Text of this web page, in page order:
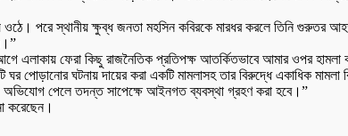
পরে স্থানীয় ক্ষুব্ধ জনতা মহসিন কবিরকে মারধর করলে তিনি গুরুতর
এলাকায় ফেরা কিছু রাজনৈতিক প্রতিপক্ষ আতর্কিতভাবে আমার ওপর
পোড়ানোর ঘটনায় দায়ের করা একটি মামলাসহ তার বিরুদ্ধে একাধিক মামলা
অভিযোগ পেলে তদন্ত সাপেক্ষে আইনগত ব্যবস্থা গ্রহণ করা হবে।”
করেছেন।